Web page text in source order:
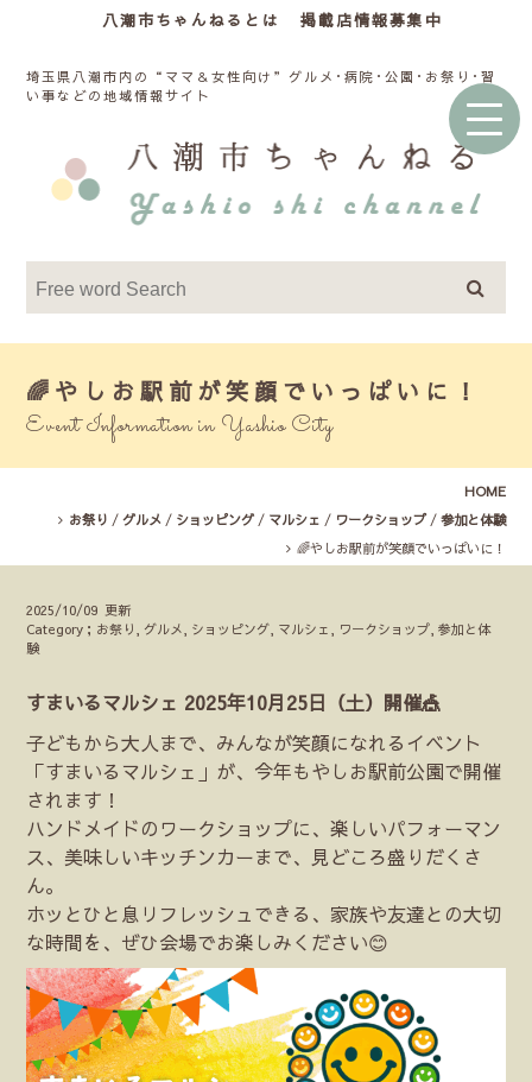
八潮市ちゃんねるとは 掲載店情報募集中
埼玉県八潮市内の“ママ＆女性向け”グルメ･病院･公園･お祭り･習
い事などの地域情報サイト
🌈やしお駅前が笑顔でいっぱいに！
Event Information in Yashio City
HOME
お祭り / グルメ/ ショッピング/ マルシェ / ワークショップ/ 参加と体験
🌈やしお駅前が笑顔でいっぱいに！
2025/10/09 更新
Category；お祭り, グルメ, ショッピング, マルシェ, ワークショップ, 参加と体
験
すまいるマルシェ 2025年10月25日（土）開催🎪
子どもから大人まで、みんなが笑顔になれるイベント
「すまいるマルシェ」が、今年もやしお駅前公園で開催
されます！
ハンドメイドのワークショップに、楽しいパフォーマン
ス、美味しいキッチンカーまで、見どころ盛りだくさ
ん。
ホッとひと息リフレッシュできる、家族や友達との大切
な時間を、ぜひ会場でお楽しみください😊